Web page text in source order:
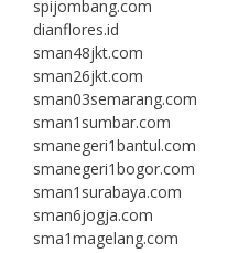
spijombang.com
dianflores.id
sman48jkt.com
sman26jkt.com
sman03semarang.com
sman1sumbar.com
smanegeri1bantul.com
smanegeri1bogor.com
sman1surabaya.com
sman6jogja.com
sma1magelang.com